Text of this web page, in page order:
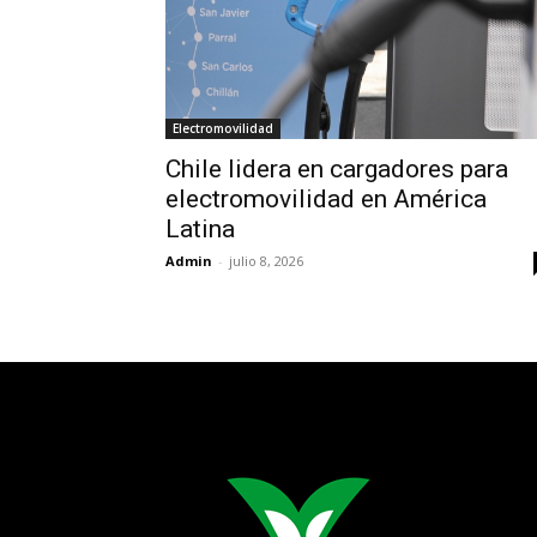
Electromovilidad
Chile lidera en cargadores para
electromovilidad en América
Latina
Admin - julio 8, 2026